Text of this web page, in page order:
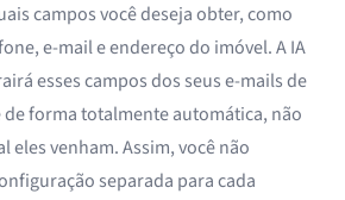
campos você deseja obter, como
e-mail e endereço do imóvel. A IA
esses campos dos seus e-mails de
forma totalmente automática, não
eles venham. Assim, você não
separada para cada